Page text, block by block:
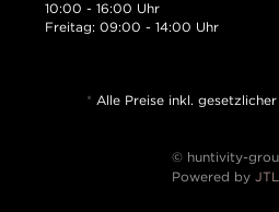
10:00 - 16:00 Uhr
Freitag: 09:00 - 14:00 Uhr
* Alle Preise inkl.
© huntivity-
Powered by